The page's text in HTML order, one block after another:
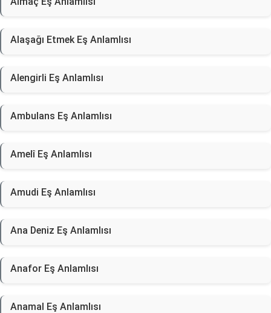
Alaşağı Etmek Eş Anlamlısı
Alengirli Eş Anlamlısı
Ambulans Eş Anlamlısı
Amelî Eş Anlamlısı
Amudi Eş Anlamlısı
Ana Deniz Eş Anlamlısı
Anafor Eş Anlamlısı
Anamal Eş Anlamlısı